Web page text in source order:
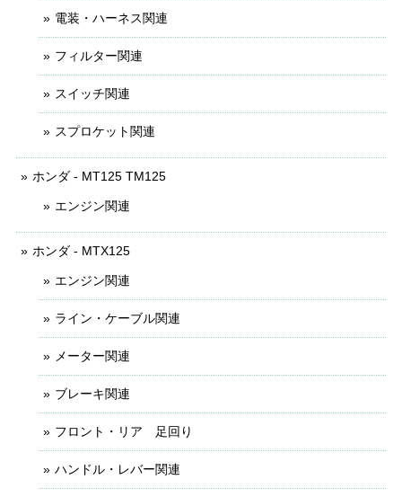
電装・ハーネス関連
フィルター関連
スイッチ関連
スプロケット関連
ホンダ - MT125 TM125
エンジン関連
ホンダ - MTX125
エンジン関連
ライン・ケーブル関連
メーター関連
ブレーキ関連
フロント・リア 足回り
ハンドル・レバー関連